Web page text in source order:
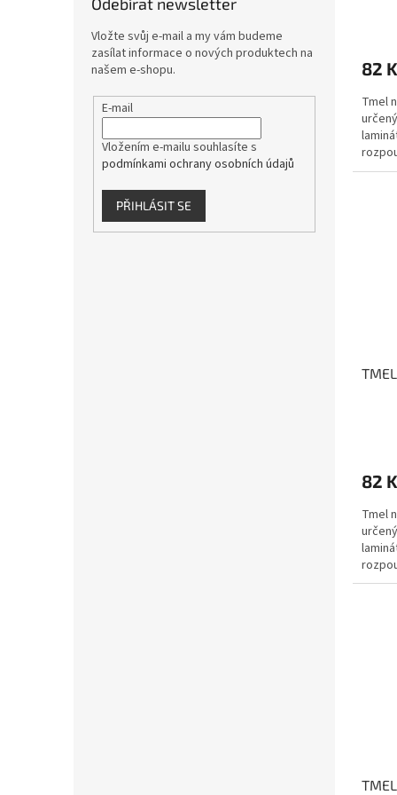
Vložte svůj e-mail a my vám budeme
zasílat informace o nových produktech na
našem e-shopu.
E-mail
Vložením e-mailu souhlasíte s
podmínkami ochrany osobních údajů
PŘIHLÁSIT SE
82
Tmel
82
Tmel